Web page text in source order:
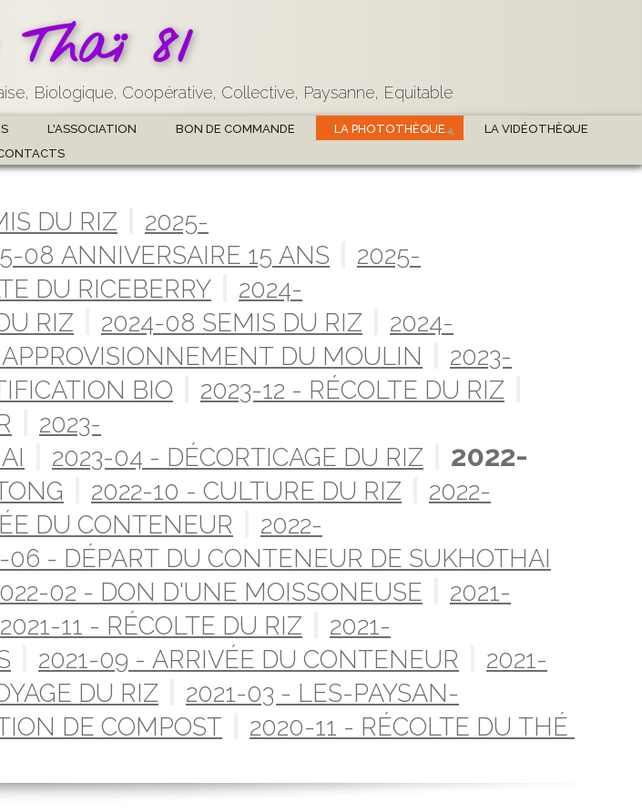
81
Biologique, Coopérative, Collective, Paysanne, Equitable
L'ASSOCIATION BON DE COMMANDE LA PHOTOTHÈQUE
LA VIDÉOTHÈQUE
DU RIZ
2025-
08 ANNIVERSAIRE 15 ANS
2025-
DU RICEBERRY
2024-
RIZ 2024-08 SEMIS DU RIZ
2024-
DU MOULIN
2023-
BIO
2023-12 - RÉCOLTE DU RIZ
2023-
2023-04 - DÉCORTICAGE DU RIZ
2022-
2022-10 - CULTURE DU RIZ
2022-
DU CONTENEUR
2022-
06 - DÉPART DU CONTENEUR DE SUKHOTHAI
02 - DON D'UNE MOISSONEUSE
2021-
2021-11 - RÉCOLTE DU RIZ
2021-
2021-09 - ARRIVÉE DU CONTENEUR
2021-
DU RIZ
2021-03 - LES-PAYSAN-
DE COMPOST
2020-11 - RÉCOLTE DU THÉ